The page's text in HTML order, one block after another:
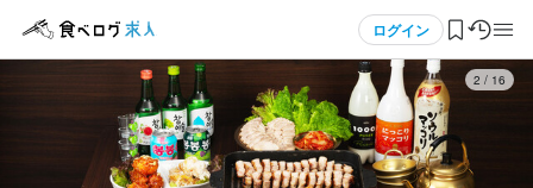
ログイン
ログイン・無料会員登録
2 / 16
韓国料理 メチュリ
ホールスタッフ・サービススタッフ
応募画面へ進む
韓国料理 メチュリ
調理師・調理スタッフ
応募画面へ進む